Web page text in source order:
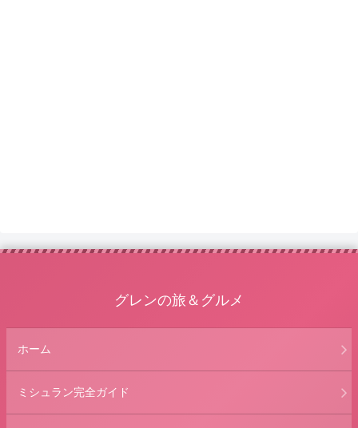
グレンの旅＆グルメ
ホーム
ミシュラン完全ガイド